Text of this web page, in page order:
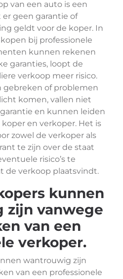
van een auto is een
geen garantie of
geldt voor de koper. In
bij professionele
kunnen rekenen
garanties, loopt de
verkoop meer risico.
gebreken of problemen
komen, vallen niet
en kunnen leiden
en verkoper. Het is
zowel de verkoper als
te zijn over de staat
risico’s te
de verkoop plaatsvindt.
kunnen
zijn vanwege
van een
verkoper.
wantrouwig zijn
van een professionele